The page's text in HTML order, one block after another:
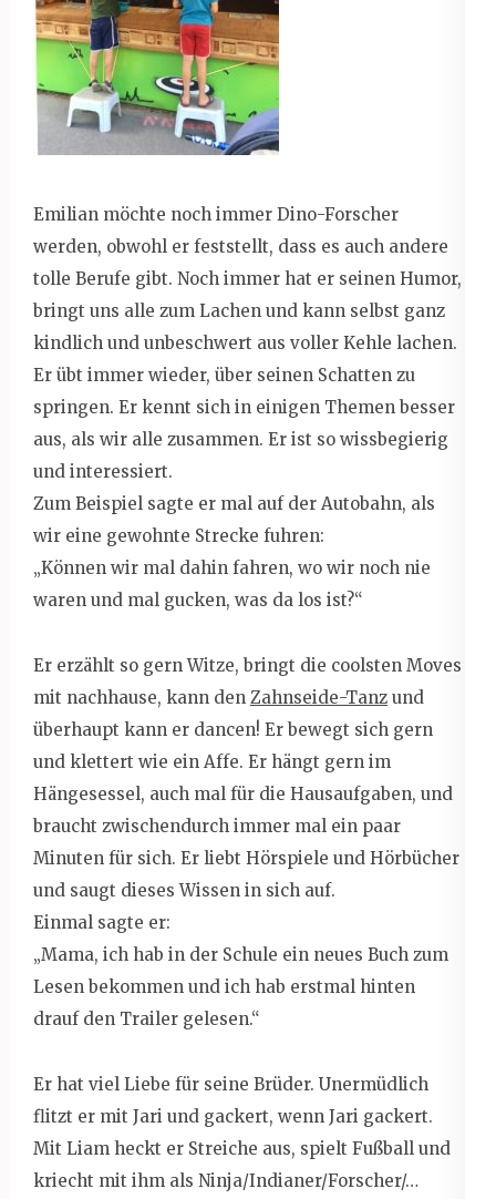
Emilian möchte noch immer Dino-Forscher
werden, obwohl er feststellt, dass es auch andere
tolle Berufe gibt. Noch immer hat er seinen Humor,
bringt uns alle zum Lachen und kann selbst ganz
kindlich und unbeschwert aus voller Kehle lachen.
Er übt immer wieder, über seinen Schatten zu
springen. Er kennt sich in einigen Themen besser
aus, als wir alle zusammen. Er ist so wissbegierig
und interessiert.
Zum Beispiel sagte er mal auf der Autobahn, als
wir eine gewohnte Strecke fuhren:
„Können wir mal dahin fahren, wo wir noch nie
waren und mal gucken, was da los ist?“
Er erzählt so gern Witze, bringt die coolsten Moves
mit nachhause, kann den Zahnseide-Tanz und
überhaupt kann er dancen! Er bewegt sich gern
und klettert wie ein Affe. Er hängt gern im
Hängesessel, auch mal für die Hausaufgaben, und
braucht zwischendurch immer mal ein paar
Minuten für sich. Er liebt Hörspiele und Hörbücher
und saugt dieses Wissen in sich auf.
Einmal sagte er:
„Mama, ich hab in der Schule ein neues Buch zum
Lesen bekommen und ich hab erstmal hinten
drauf den Trailer gelesen.“
Er hat viel Liebe für seine Brüder. Unermüdlich
flitzt er mit Jari und gackert, wenn Jari gackert.
Mit Liam heckt er Streiche aus, spielt Fußball und
kriecht mit ihm als Ninja/Indianer/Forscher/…